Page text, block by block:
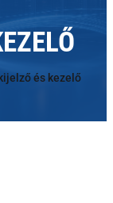
és kezelő